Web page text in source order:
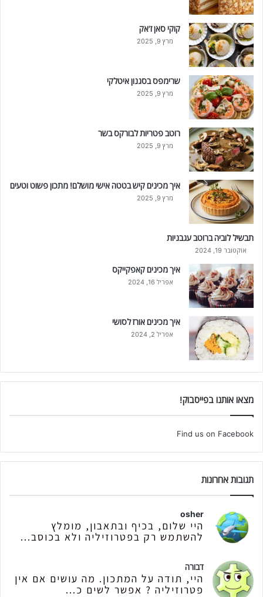
קוקי סאן ז'אק
מרץ 9, 2025
שרימפס בסגנון איטלקי
מרץ 9, 2025
רוטב פטריות לבורקס בשר
מרץ 9, 2025
איך מכינים קיש בטטה אישי מושלם! מתכון פשוט וטעים
מרץ 9, 2025
תבשיל לוביה ברוטב עגבניות
אוקטובר 19, 2024
איך מכינים קאפקייקס
אפריל 16, 2024
איך מכינים אורז לסושי
אפריל 2, 2024
מצאו אותנו בפייסבוק!
Find us on Facebook
תגובות אחרונות
osher
היי שלום, בכיף ובתאבון, מומלץ
להשתמש רק בפטרוזיליה ולא בכוסב...
דבורה
היי, תודה על המתכון. מה עושים אם אין
פטרוזיליה ? אפשר לשים כ...